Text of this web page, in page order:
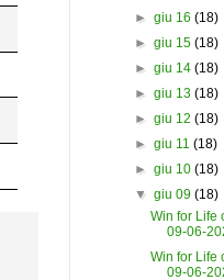
► giu 16 (18)
► giu 15 (18)
► giu 14 (18)
► giu 13 (18)
► giu 12 (18)
► giu 11 (18)
► giu 10 (18)
▼ giu 09 (18)
Win for Life
09-06-
Win for Life
09-06-